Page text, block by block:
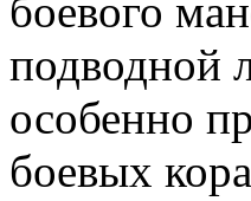
боевого
подводной
особенно
боевых